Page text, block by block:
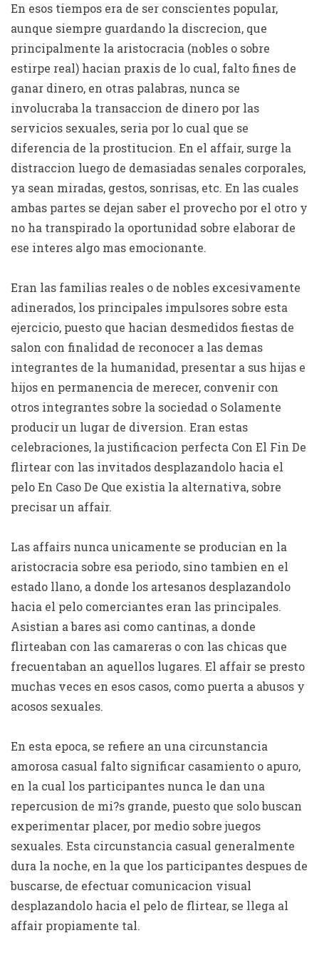
En esos tiempos era de ser conscientes popular,
aunque siempre guardando la discrecion, que
principalmente la aristocracia (nobles o sobre
estirpe real) hacian praxis de lo cual, falto fines de
ganar dinero, en otras palabras, nunca se
involucraba la transaccion de dinero por las
servicios sexuales, seri­a por lo cual que se
diferencia de la prostitucion. En el affair, surge la
distraccion luego de demasiadas senales corporales,
ya sean miradas, gestos, sonrisas, etc. En las cuales
ambas partes se dejan saber el provecho por el otro y
no ha transpirado la oportunidad sobre elaborar de
ese interes algo mas emocionante.
Eran las familias reales o de nobles excesivamente
adinerados, los principales impulsores sobre esta
ejercicio, puesto que hacian desmedidos fiestas de
salon con finalidad de reconocer a las demas
integrantes de la humanidad, presentar a sus hijas e
hijos en permanencia de merecer, convenir con
otros integrantes sobre la sociedad o Solamente
producir un lugar de diversion. Eran estas
celebraciones, la justificacion perfecta Con El Fin De
flirtear con las invitados desplazandolo hacia el
pelo En Caso De Que existia la alternativa, sobre
precisar un affair.
Las affairs nunca unicamente se producian en la
aristocracia sobre esa periodo, sino tambien en el
estado llano, a donde los artesanos desplazandolo
hacia el pelo comerciantes eran las principales.
Asistian a bares asi­ como cantinas, a donde
flirteaban con las camareras o con las chicas que
frecuentaban an aquellos lugares. El affair se presto
muchas veces en esos casos, como puerta a abusos y
acosos sexuales.
En esta epoca, se refiere an una circunstancia
amorosa casual falto significar casamiento o apuro,
en la cual los participantes nunca le dan una
repercusion de mi?s grande, puesto que solo buscan
experimentar placer, por medio sobre juegos
sexuales. Esta circunstancia casual generalmente
dura la noche, en la que los participantes despues de
buscarse, de efectuar comunicacion visual
desplazandolo hacia el pelo de flirtear, se llega al
affair propiamente tal.